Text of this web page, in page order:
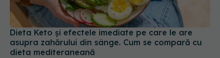
Dieta Keto și efectele imediate pe care le are
asupra zahărului din sânge. Cum se compară cu
dieta mediteraneană